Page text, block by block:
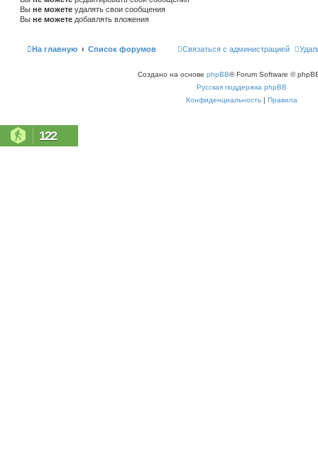
Вы не можете удалять свои сообщения
Вы не можете добавлять вложения
На главную Список форумов Связаться с администрацией
Создано на основе phpBB® Forum Software ©
Русская поддержка phpBB
Конфиденциальность | Правила
122